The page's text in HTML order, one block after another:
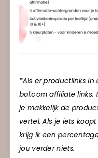
*Als er productlinks in
bol.com affiliate links.
je makkelijk de
vertel. Als je iets
krijg ik een
jou verder niets.